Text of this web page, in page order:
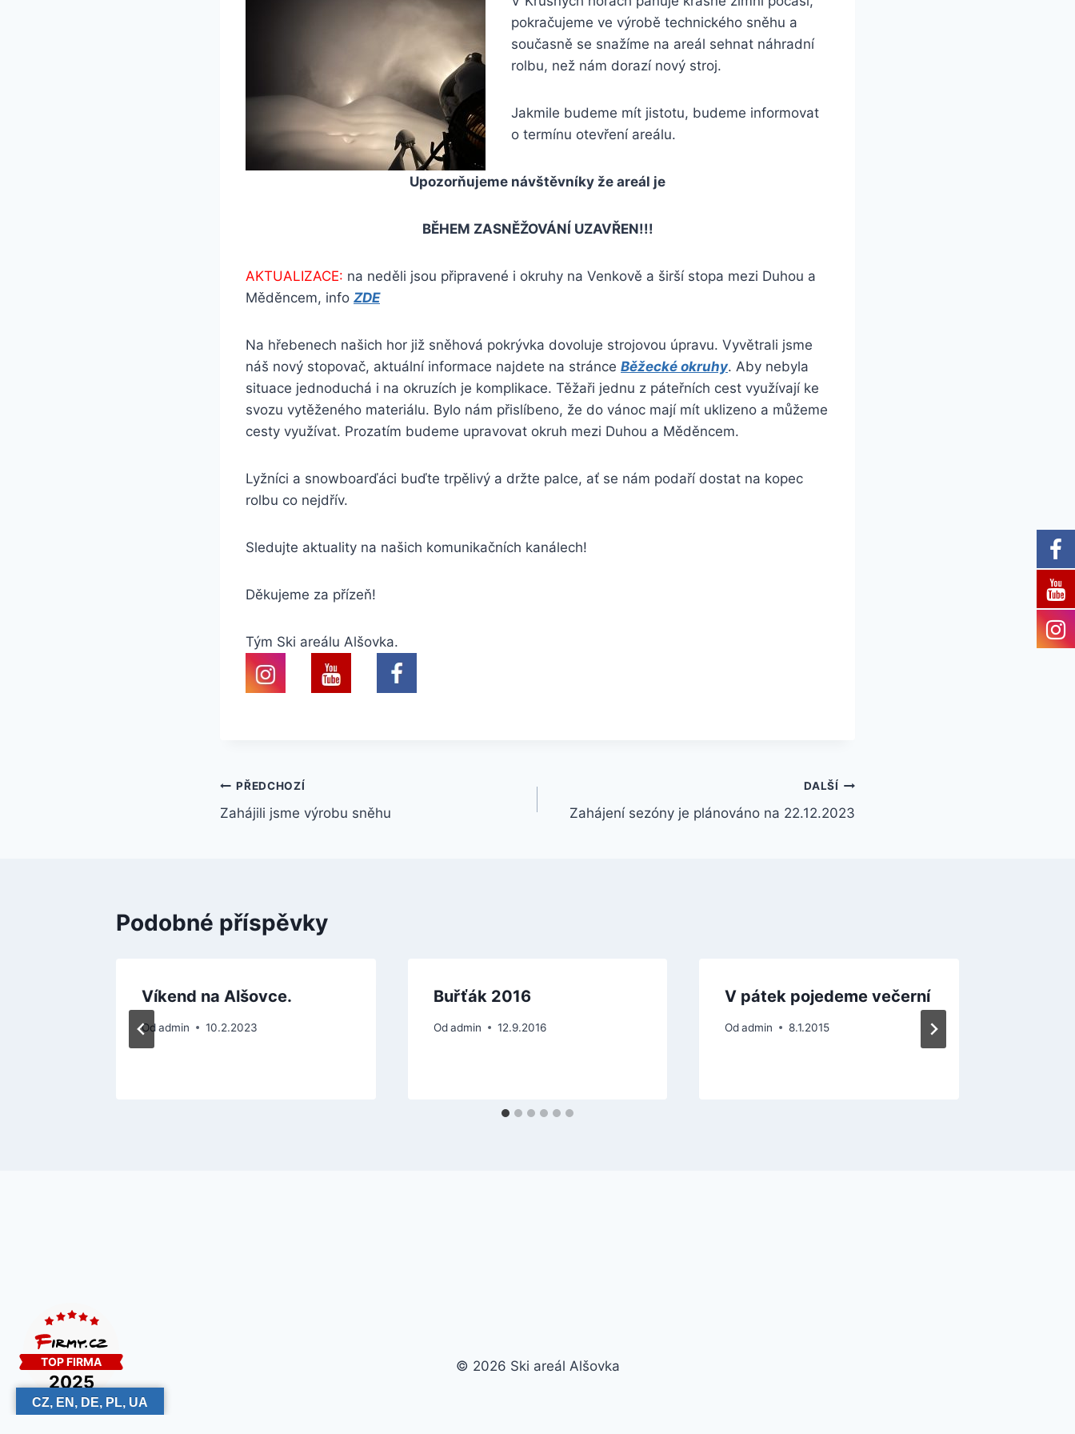
pokračujeme ve výrobě technického sněhu a
současně se snažíme na areál sehnat náhradní
rolbu, než nám dorazí nový stroj.
Jakmile budeme mít jistotu, budeme informovat
o termínu otevření areálu.
Upozorňujeme návštěvníky že areál je
BĚHEM ZASNĚŽOVÁNÍ UZAVŘEN!!!
AKTUALIZACE: na neděli jsou připravené i okruhy na Venkově a širší stopa mezi Duhou a
Měděncem, info ZDE
Na hřebenech našich hor již sněhová pokrývka dovoluje strojovou úpravu. Vyvětrali jsme
náš nový stopovač, aktuální informace najdete na stránce Běžecké okruhy. Aby nebyla
situace jednoduchá i na okruzích je komplikace. Těžaři jednu z páteřních cest využívají ke
svozu vytěženého materiálu. Bylo nám přislíbeno, že do vánoc mají mít uklizeno a můžeme
cesty využívat. Prozatím budeme upravovat okruh mezi Duhou a Měděncem.
Lyžníci a snowboarďáci buďte trpělivý a držte palce, ať se nám podaří dostat na kopec
rolbu co nejdřív.
Sledujte aktuality na našich komunikačních kanálech!
Děkujeme za přízeň!
Tým Ski areálu Alšovka.
Navigace
pro
PŘEDCHOZÍ
Zahájili jsme výrobu sněhu
DALŠÍ
Zahájení sezóny je plánováno na 22.12.2023
Podobné příspěvky
Víkend na Alšovce.
Odadmin 10.2.2023
Buřťák 2016
Od admin 12.9.2016
V pátek pojedeme večerní
Od admin 8.1.2015
© 2026 Ski areál Alšovka
CZ, EN, DE, PL, UA